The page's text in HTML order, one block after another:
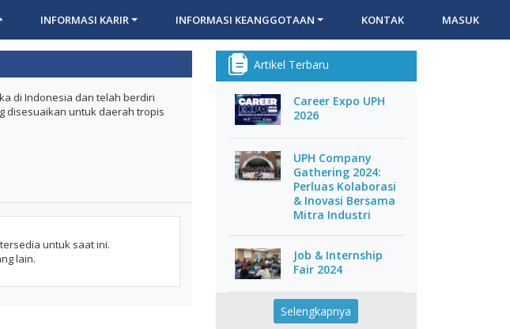
INFORMASI KARIR INFORMASI KEANGGOTAAN KONTAK MASUK
di Indonesia dan telah berdiri
disesuaikan untuk daerah tropis
untuk saat ini.
lain.
Artikel Terbaru
Career Expo UPH
2026
UPH Company
Gathering 2024:
Perluas Kolaborasi
& Inovasi Bersama
Mitra Industri
Job & Internship
Fair 2024
Selengkapnya